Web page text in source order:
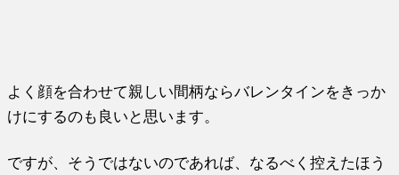
よく顔を合わせて親しい間柄ならバレンタインをきっか
けにするのも良いと思います。
ですが、そうではないのであれば、なるべく控えたほう